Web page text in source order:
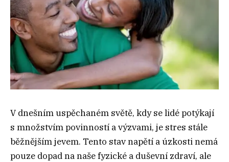
V dnešním uspěchaném světě, kdy se lidé potýkají
s množstvím povinností a výzvami, je stres stále
běžnějším jevem. Tento stav napětí a úzkosti nemá
pouze dopad na naše fyzické a duševní zdraví, ale